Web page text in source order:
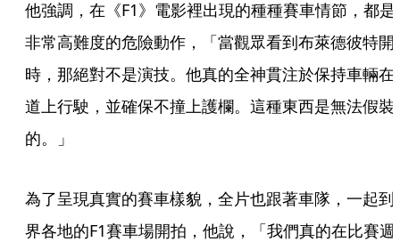
他強調，在《F1》電影裡出現的種種賽車情節，都是
非常高難度的危險動作，「當觀眾看到布萊德彼特開
時，那絕對不是演技。他真的全神貫注於保持車輛在
道上行駛，並確保不撞上護欄。這種東西是無法假裝
的。」
為了呈現真實的賽車樣貌，全片也跟著車隊，一起到
界各地的F1賽車場開拍，他說，「我們真的在比賽週